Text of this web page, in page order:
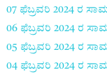
07 ಫೆಬ್ರವರಿ 2024 ರ
06 ಫೆಬ್ರವರಿ 2024 ರ
05 ಫೆಬ್ರವರಿ 2024 ರ
04 ಫೆಬ್ರವರಿ 2024 ರ